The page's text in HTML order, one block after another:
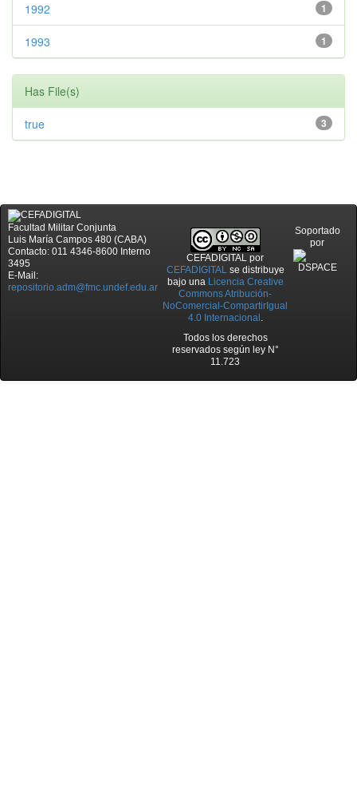
1
1992
1
1993
Has File(s)
3
true
Facultad Militar Conjunta
Luis María Campos 480 (CABA)
Contacto: 011 4346-8600 Interno
3495
E-Mail:
repositorio.adm@fmc.undef.edu.ar
CEFADIGITAL por
CEFADIGITALse distribuye
bajo una Licencia Creative
Commons Atribución-
NoComercial-CompartirIgual
4.0 Internacional .
Todos los derechos
reservados según ley N°
11.723
Soportado
por